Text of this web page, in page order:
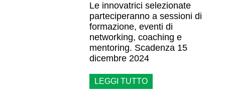
Le innovatrici selezionate
parteciperanno a sessioni di
formazione, eventi di
networking, coaching e
mentoring. Scadenza 15
dicembre 2024
LEGGI TUTTO